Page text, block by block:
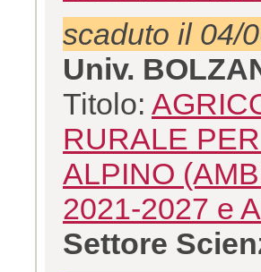
scaduto il 04/
Univ.
Titolo:
RURALE
ALPINO
2021-2027 e
Settore